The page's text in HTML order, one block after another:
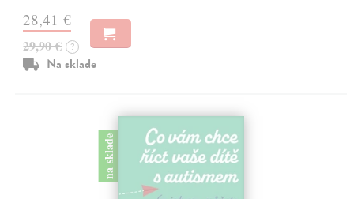
28,41 €
29,90 € ?
Na sklade
na sklade